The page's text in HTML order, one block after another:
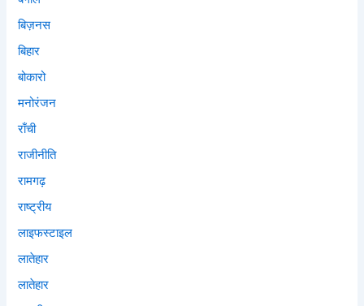
बिज़नस
बिहार
बोकारो
मनोरंजन
राँची
राजीनीति
रामगढ़
राष्ट्रीय
लाइफस्टाइल
लातेहार
लातेहार